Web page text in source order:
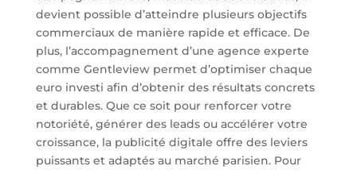
devient possible d’atteindre plusieurs objectifs
commerciaux de manière rapide et efficace. De
plus, l’accompagnement d’une agence experte
comme Gentleview permet d’optimiser chaque
euro investi afin d’obtenir des résultats concrets
et durables. Que ce soit pour renforcer votre
notoriété, générer des leads ou accélérer votre
croissance, la publicité digitale offre des leviers
puissants et adaptés au marché parisien. Pour